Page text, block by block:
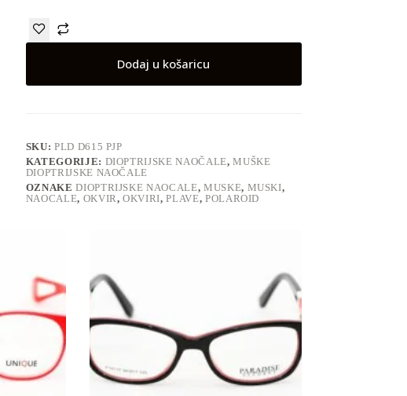
Dodaj u košaricu
SKU: PLD D615 PJP
KATEGORIJE: DIOPTRIJSKE NAOČALE,MUŠKE
DIOPTRIJSKE NAOČALE
OZNAKEDIOPTRIJSKE NAOCALE, MUSKE, MUSKI,
NAOCALE, OKVIR,OKVIRI,PLAVE, POLAROID